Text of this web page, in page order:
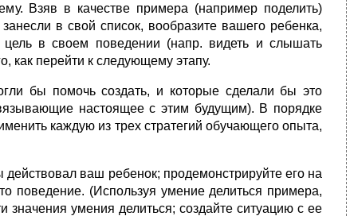
Взяв в качестве примера (например поделить)
в свой список, вообразите вашего ребенка,
цель в своем поведении (напр. видеть и слышать
как перейти к следующему этапу.
бы помочь создать, и которые сделали бы это
настоящее с этим будущим). В порядке
каждую из трех стратегий обучающего опыта,
ваш ребенок; продемонстрируйте его на
поведение. (Используя умение делиться примера,
умения делиться; создайте ситуацию с ее